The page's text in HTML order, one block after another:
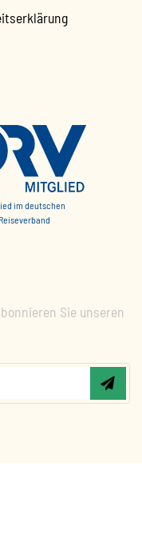
im deutschen
Reiseverband
Sie unseren